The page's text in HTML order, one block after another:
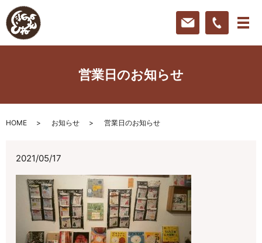
営業日のお知らせ
HOME お知らせ 営業日のお知らせ
2021/05/17